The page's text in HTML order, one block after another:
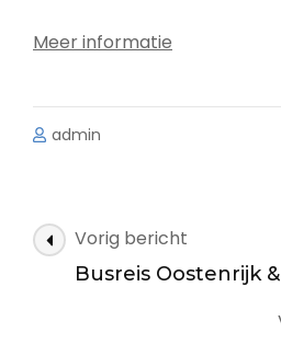
Meer informatie
admin
Bericht
navigatie
Vorig bericht
Busreis Oostenrijk